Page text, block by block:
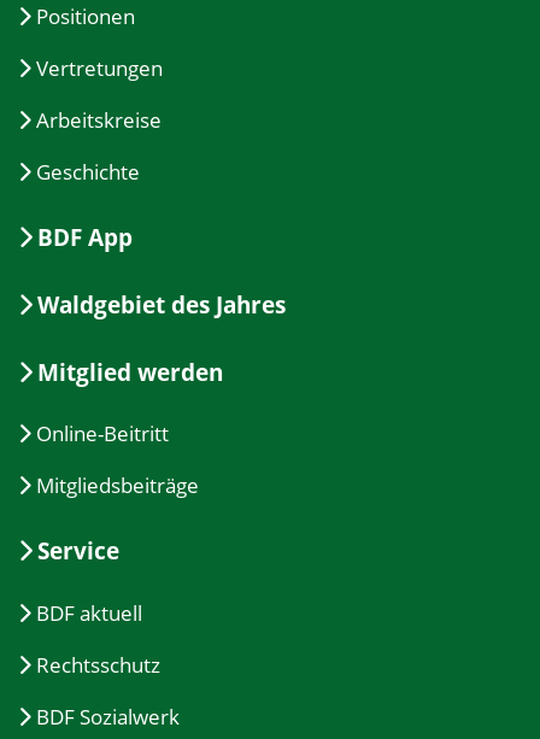
Positionen
Vertretungen
Arbeitskreise
Geschichte
BDF App
Waldgebiet des Jahres
Mitglied werden
Online-Beitritt
Mitgliedsbeiträge
Service
BDF aktuell
Rechtsschutz
BDF Sozialwerk